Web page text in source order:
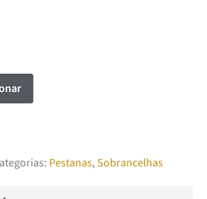
Pestanas,Sobrancelhas